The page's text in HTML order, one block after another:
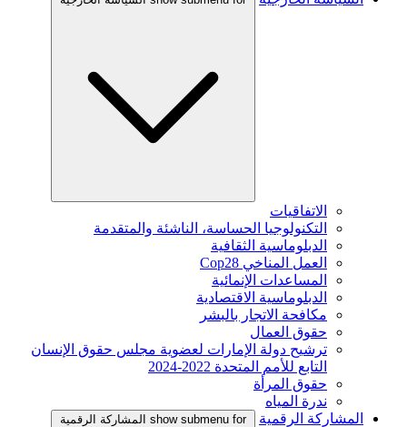
الاتفاقيات
التكنولوجيا الحساسة، الناشئة والمتقدمة
الدبلوماسية الثقافية
العمل المناخي Cop28
المساعدات الإنمائية
الدبلوماسية الاقتصادية
مكافحة الاتجار بالبشر
حقوق العمال
ترشيح دولة الإمارات لعضوية مجلس حقوق الإنسان
التابع للأمم المتحدة 2022-2024
حقوق المرأة
ندرة المياه
المشاركة الرقمية
show submenu for المشاركة الرقمية